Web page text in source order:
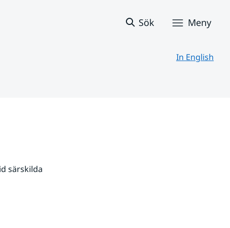
Sök Meny
In English
särskilda